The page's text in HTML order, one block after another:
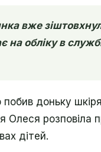
вже
обліку в
доньку
Олеся розповіла
дітей.